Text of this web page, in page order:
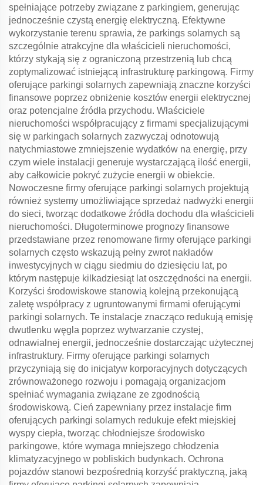
spełniające potrzeby związane z parkingiem, generując
jednocześnie czystą energię elektryczną. Efektywne
wykorzystanie terenu sprawia, że parkings solarnych są
szczególnie atrakcyjne dla właścicieli nieruchomości,
którzy stykają się z ograniczoną przestrzenią lub chcą
zoptymalizować istniejącą infrastrukturę parkingową. Firmy
oferujące parkingi solarnych zapewniają znaczne korzyści
finansowe poprzez obniżenie kosztów energii elektrycznej
oraz potencjalne źródła przychodu. Właściciele
nieruchomości współpracujący z firmami specjalizującymi
się w parkingach solarnych zazwyczaj odnotowują
natychmiastowe zmniejszenie wydatków na energię, przy
czym wiele instalacji generuje wystarczającą ilość energii,
aby całkowicie pokryć zużycie energii w obiekcie.
Nowoczesne firmy oferujące parkingi solarnych projektują
również systemy umożliwiające sprzedaż nadwyżki energii
do sieci, tworząc dodatkowe źródła dochodu dla właścicieli
nieruchomości. Długoterminowe prognozy finansowe
przedstawiane przez renomowane firmy oferujące parkingi
solarnych często wskazują pełny zwrot nakładów
inwestycyjnych w ciągu siedmiu do dziesięciu lat, po
którym następuje kilkadziesiąt lat oszczędności na energii.
Korzyści środowiskowe stanowią kolejną przekonującą
zaletę współpracy z ugruntowanymi firmami oferującymi
parkingi solarnych. Te instalacje znacząco redukują emisję
dwutlenku węgla poprzez wytwarzanie czystej,
odnawialnej energii, jednocześnie dostarczając użytecznej
infrastruktury. Firmy oferujące parkingi solarnych
przyczyniają się do inicjatyw korporacyjnych dotyczących
zrównoważonego rozwoju i pomagają organizacjom
spełniać wymagania związane ze zgodnością
środowiskową. Cień zapewniany przez instalacje firm
oferujących parkingi solarnych redukuje efekt miejskiej
wyspy ciepła, tworząc chłodniejsze środowisko
parkingowe, które wymaga mniejszego chłodzenia
klimatyzacyjnego w pobliskich budynkach. Ochrona
pojazdów stanowi bezpośrednią korzyść praktyczną, jaką